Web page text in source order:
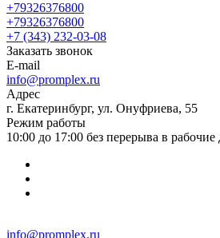
+79326376800
+79326376800
+7 (343) 232-03-08
Заказать звонок
E-mail
info@promplex.ru
Адрес
г. Екатеринбург, ул. Онуфриева, 55
Режим работы
10:00 до 17:00 без перерыва в рабочие
info@promplex.ru